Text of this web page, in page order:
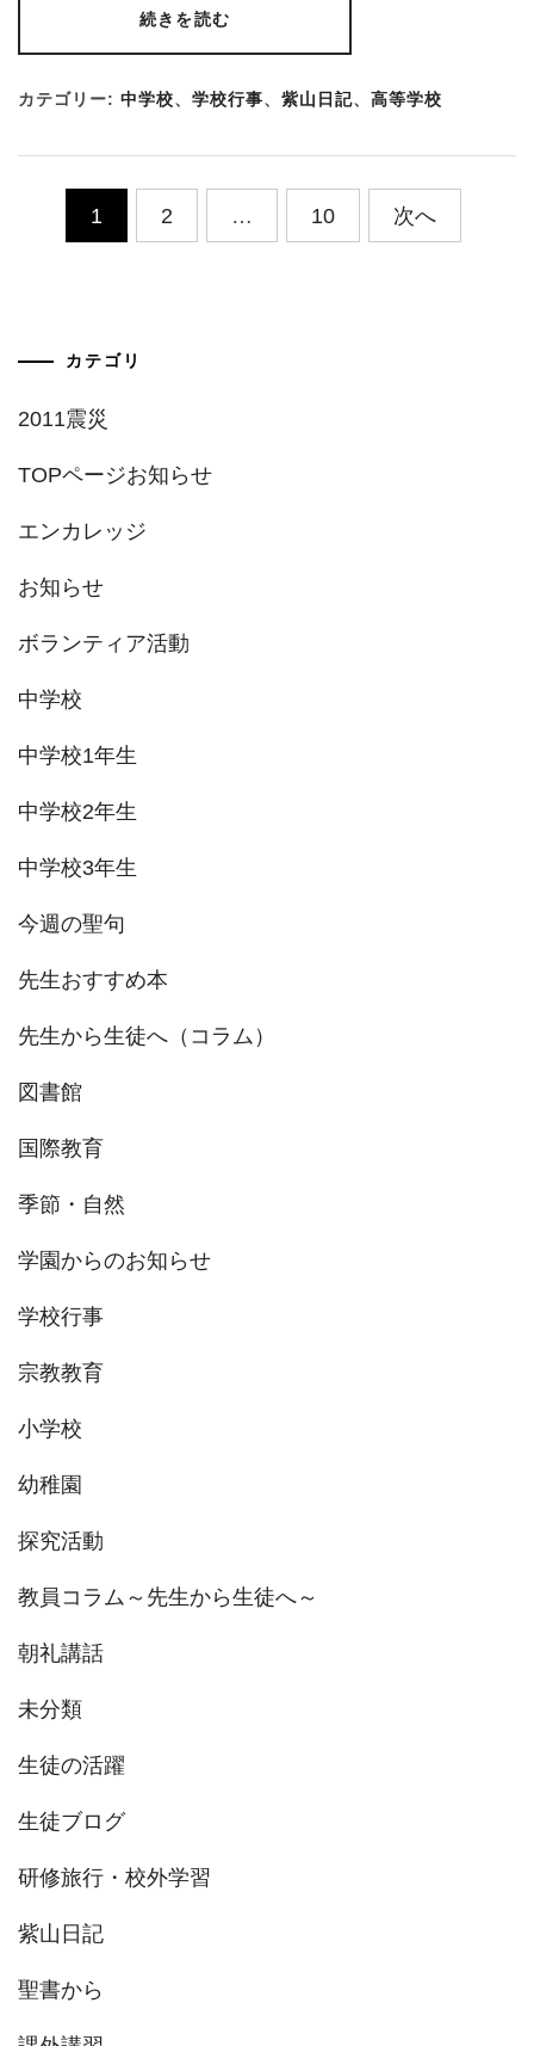
続きを読む
カテゴリー: 中学校、 学校行事、 紫山日記、 高等学校
ペ
ー
送
り
1 2 … 10 次へ
カテゴリ
2011震災
TOPページお知らせ
エンカレッジ
お知らせ
ボランティア活動
中学校
中学校1年生
中学校2年生
中学校3年生
今週の聖句
先生おすすめ本
先生から生徒へ（コラム）
図書館
国際教育
季節・自然
学園からのお知らせ
学校行事
宗教教育
小学校
幼稚園
探究活動
教員コラム～先生から生徒へ～
朝礼講話
未分類
生徒の活躍
生徒ブログ
研修旅行・校外学習
紫山日記
聖書から